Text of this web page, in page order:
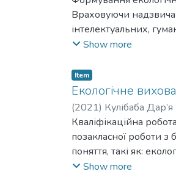
Враховуючи
інтелектуальних,
Базис екологічної
природи, значення її
Тому вже з
примножувати
У статті
Розглянуто
природознавчого
авторських казок
Show more
Item
Екологічне
(2021) Кулібаба Дар’я
Кваліфікаційна
позакласної роботи з
поняття, такі як:
досліджуваної
Show more